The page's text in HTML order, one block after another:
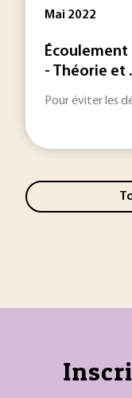
Mai 2022
Écoulement
- Théorie et
Pour éviter les